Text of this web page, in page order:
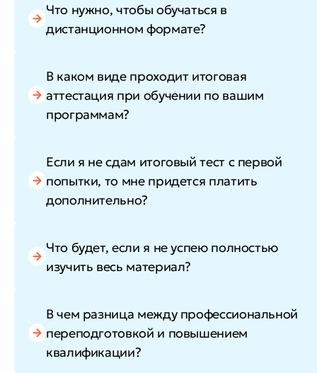
Что нужно, чтобы обучаться в
дистанционном формате?
В каком виде проходит итоговая
аттестация при обучении по вашим
программам?
Если я не сдам итоговый тест с первой
попытки, то мне придется платить
дополнительно?
Что будет, если я не успею полностью
изучить весь материал?
В чем разница между профессиональной
переподготовкой и повышением
квалификации?